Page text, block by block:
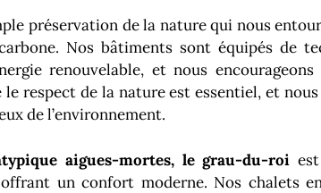
préservation de la nature qui nous
Nos bâtiments sont équipés de
renouvelable, et nous
respect de la nature est essentiel, et
de l’environnement.
aigues-mortes, le grau-du-roi
un confort moderne. Nos chalets